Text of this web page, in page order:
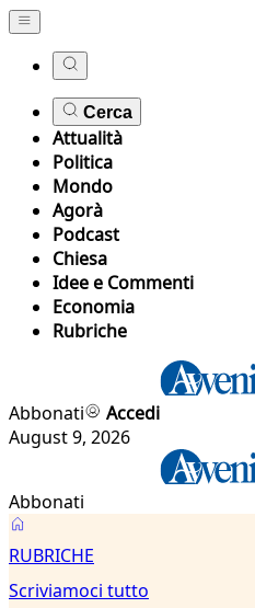
Cerca
Attualità
Politica
Mondo
Agorà
Podcast
Chiesa
Idee e Commenti
Economia
Rubriche
Abbonati
Accedi
August 9, 2026
Abbonati
Scriviamoci
tutto
RUBRICHE
Scriviamoci tutto